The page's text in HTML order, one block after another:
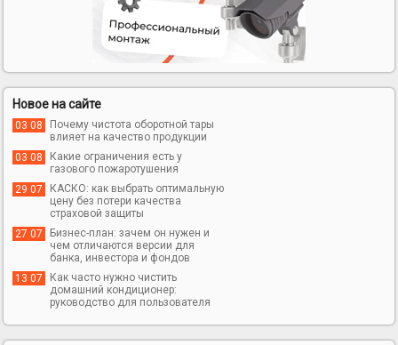
Новое на сайте
03 08
Почему чистота оборотной тары
влияет на качество продукции
03 08
Какие ограничения есть у
газового пожаротушения
29 07
КАСКО: как выбрать оптимальную
цену без потери качества
страховой защиты
27 07
Бизнес-план: зачем он нужен и
чем отличаются версии для
банка, инвестора и фондов
13 07
Как часто нужно чистить
домашний кондиционер:
руководство для пользователя